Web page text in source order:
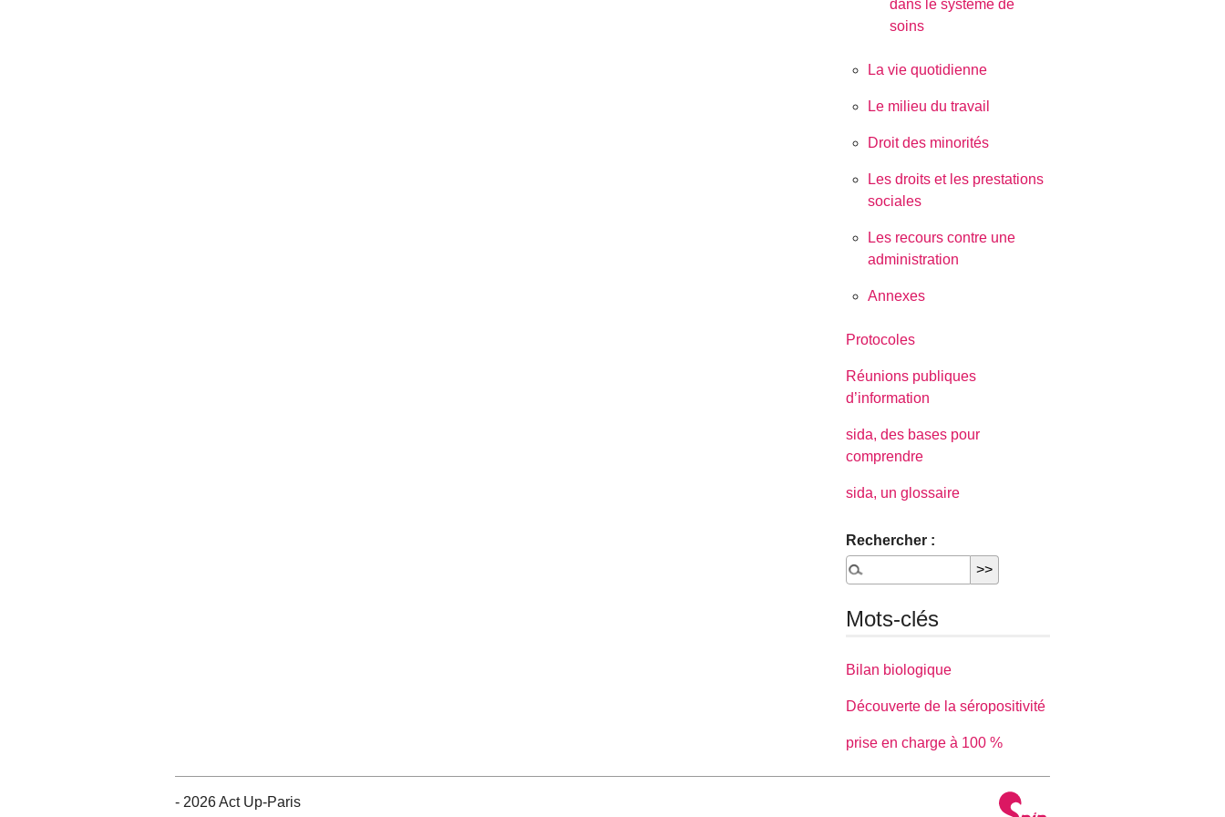
dans le système de
soins
La vie quotidienne
Le milieu du travail
Droit des minorités
Les droits et les prestations
sociales
Les recours contre une
administration
Annexes
Protocoles
Réunions publiques
d’information
sida, des bases pour
comprendre
sida, un glossaire
Rechercher :
Mots-clés
Bilan biologique
Découverte de la séropositivité
prise en charge à 100 %
- 2026 Act Up-Paris